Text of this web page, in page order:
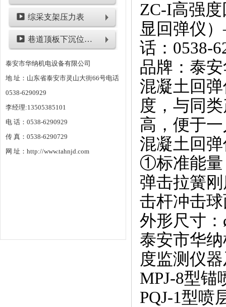
综采支架压力表
巷道顶板下沉位移类仪表
泰安市华纳机电设备有限公司
地 址：山东省泰安市灵山大街66号电话
0538-6290929
李经理:13505385101
电 话：0538-6290929
传 真：0538-6290729
网 址：http://www.tahnjd.com
ZC-I高强
显回弹仪
话：0538-
品牌：泰
混凝土回
度，与同
高，便于
混凝土回
①标准能量
弹击拉簧
击杆冲击
外形尺寸
泰安市华
度监测仪
MPJ-8型锚
PQJ-1型喷